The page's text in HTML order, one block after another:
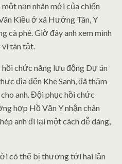
nạn nhân mới của chiến
Kiều ở xã Hướng Tân, Y
cà phê. Giờ đây anh xem mình
vì tàn tật.
chức năng lưu động Dự án
địa đến Khe Sanh, đã thăm
anh. Đội phục hồi chức
hợp Hồ Văn Y nhận chân
anh đi lại một cách dễ dàng,
có thể bị thương tới hai lần